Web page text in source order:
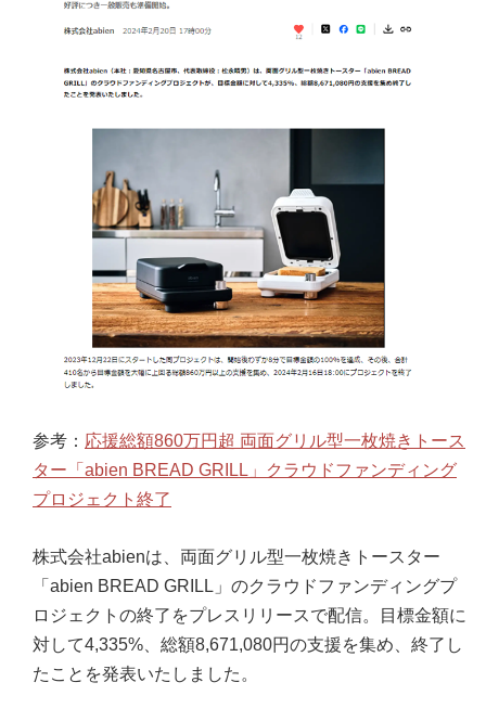
参考： 応援総額860万円超 両面グリル型一枚焼きトース
ター「abien BREAD GRILL」クラウドファンディング
プロジェクト終了
株式会社abienは、両面グリル型一枚焼きトースター
「abien BREAD GRILL」のクラウドファンディングプ
ロジェクトの終了をプレスリリースで配信。目標金額に
対して4,335%、総額8,671,080円の支援を集め、終了し
たことを発表いたしました。